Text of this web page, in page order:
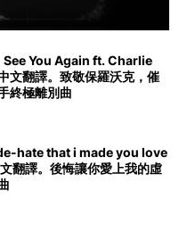
You Again ft. Charlie
文翻譯。致敬保羅沃克，催
終極離別曲
hate that i made you love
翻譯。後悔讓你愛上我的虛